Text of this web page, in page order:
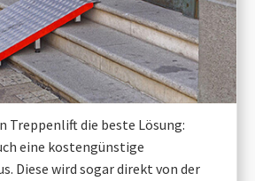
Treppenlift die beste Lösung:
eine kostengünstige
Diese wird sogar direkt von der